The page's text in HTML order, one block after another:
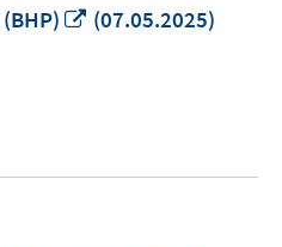
In
(07.05.2025)